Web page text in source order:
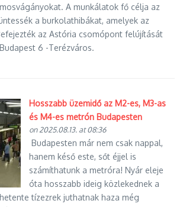
A munkálatok fő célja az
a burkolathibákat, amelyek az
az Astória csomópont felújítását
6 -Terézváros.
Hosszabb üzemidő az M2-es, M3-as
és M4-es metrón Budapesten
on 2025.08.13. at 08:36
Budapesten már nem csak nappal,
hanem késő este, sőt éjjel is
számíthatunk a metróra! Nyár eleje
óta hosszabb ideig közlekednek a
tízezrek juthatnak haza még